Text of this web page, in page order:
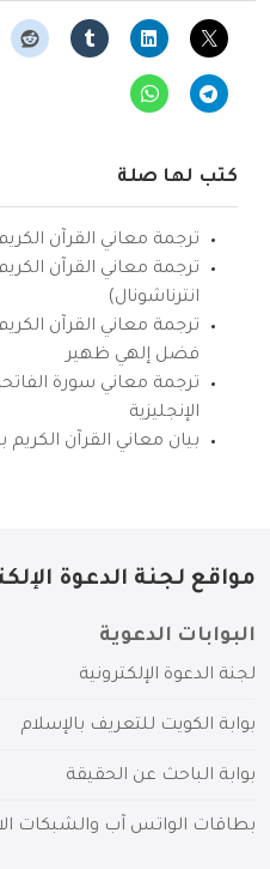
كتب لها صلة
ترجمة معاني القرآن الكريم
ترجمة معاني القرآن
انترناشونال)
ترجمة معاني القرآن
فضل إلهي ظهير
ترجمة معاني سورة
الإنجليزية
بيان معاني القرآن الكريم
مواقع لجنة الدعوة
البوابات الدعوية
لجنة الدعوة الإلكترونية
بوابة الكويت للتعريف بالإسلام
بوابة الباحث عن الحقيقة
بطاقات الواتس آب والشبكات